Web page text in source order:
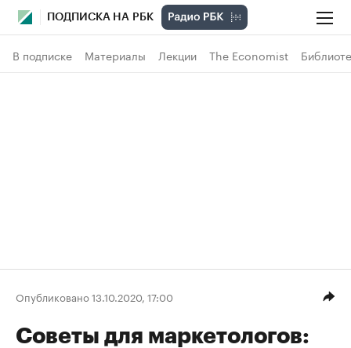
ПОДПИСКА НА РБК
В подписке Материалы Лекции The Economist
Опубликовано 13.10.2020, 17:00
Советы для маркетологов: